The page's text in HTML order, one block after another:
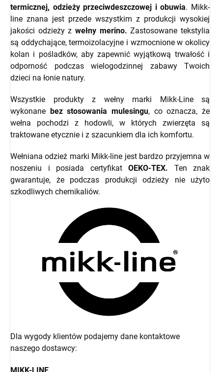
termicznej, odzieży przeciwdeszczowej i obuwia. Mikk-
line znana jest przede wszystkim z produkcji wysokiej
jakości odzieży z wełny merino. Zastosowane tekstylia
są oddychające, termoizolacyjne i wzmocnione w okolicy
kolan i pośladków, aby zapewnić wyjątkową trwałość i
odporność podczas wielogodzinnej zabawy Twoich
dzieci na łonie natury.
Wszystkie produkty z wełny marki Mikk-Line są
wykonane
bez stosowania mulesingu, co oznacza, że
wełna pochodzi z hodowli, w których zwierzęta są
traktowane etycznie i z szacunkiem dla ich komfortu.
Wełniana odzież marki Mikk-line jest bardzo przyjemna w
noszeniu i posiada certyfikat OEKO-TEX. Ten znak
gwarantuje, że podczas produkcji odzieży nie użyto
szkodliwych chemikaliów.
Dla wygody klientów podajemy dane kontaktowe
naszego dostawcy: